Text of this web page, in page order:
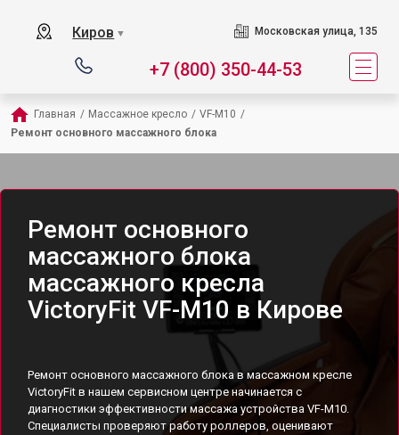
Киров ▼ Московская улица, 135
+7 (800) 350-44-53
Главная / Массажное кресло / VF-M10 /
Ремонт основного массажного блока
Ремонт основного
массажного блока
массажного кресла
VictoryFit VF-M10 в Кирове
Ремонт основного массажного блока в массажном кресле
VictoryFit в нашем сервисном центре начинается с
диагностики эффективности массажа устройства VF-M10.
Специалисты проверяют работу роллеров, оценивают